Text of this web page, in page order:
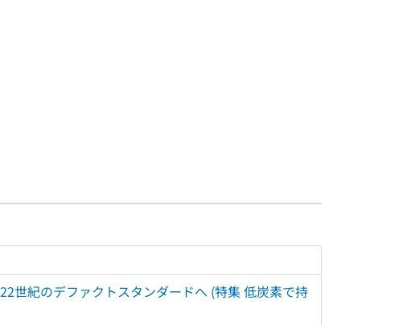
世紀のデファクトスタンダードへ (特集 低炭素で持